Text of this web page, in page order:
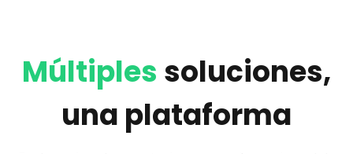
Múltiples soluciones,
una plataforma